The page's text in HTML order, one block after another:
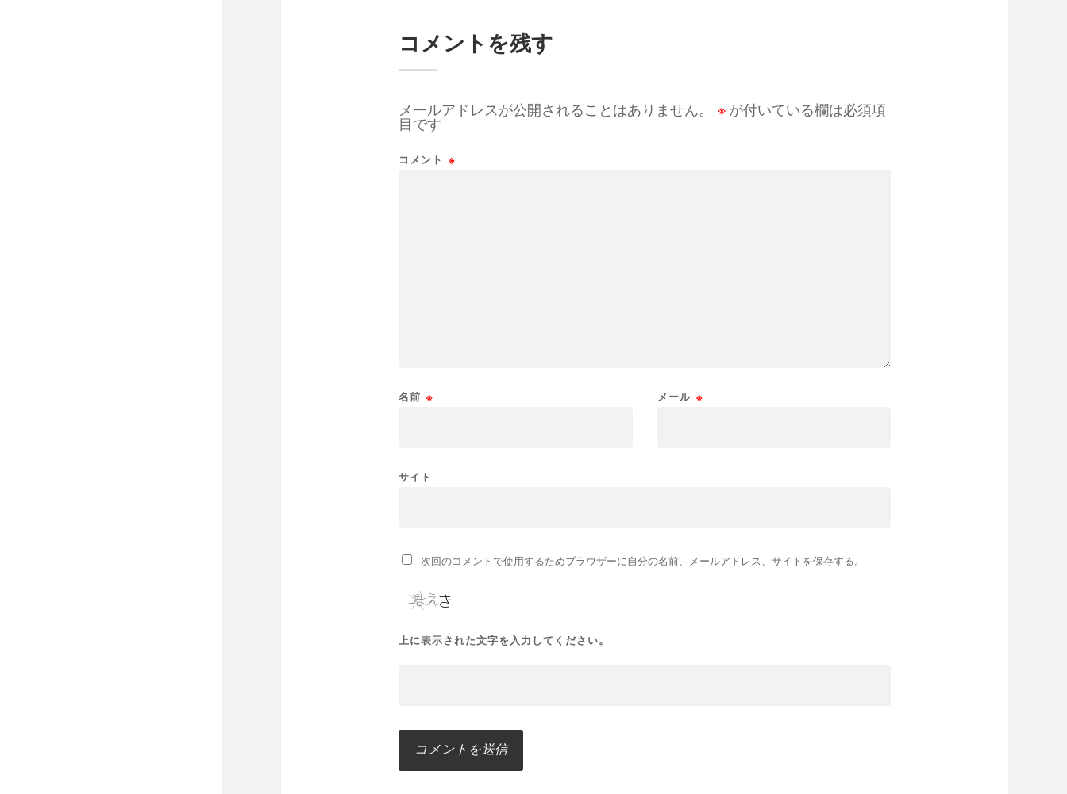
コメントを残す
メールアドレスが公開されることはありません。 ※ が付いている欄は必須項
目です
コメント ※
名前 ※ メール ※
サイト
次回のコメントで使用するためブラウザーに自分の名前、メールアドレス、サイトを保存する。
上に表示された文字を入力してください。